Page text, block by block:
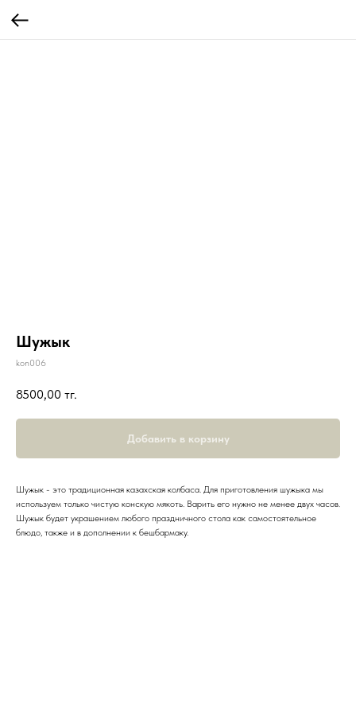
Шужык
kon006
8500,00 тг.
Добавить в корзину
Шужык - это традиционная казахская колбаса. Для приготовления шужыка мы
используем только чистую конскую мякоть. Варить его нужно не менее двух часов.
Шужык будет украшением любого праздничного стола как самостоятельное
блюдо, также и в дополнении к бешбармаку.